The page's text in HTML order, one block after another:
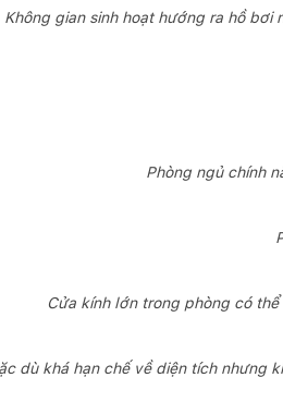
Không gian sinh hoạt hướng ra hồ
Phòng ngủ chính
Cửa kính lớn trong phòng có
dù khá hạn chế về diện tích nhưng